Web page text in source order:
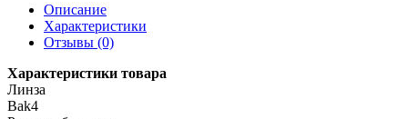
Описание
Характеристики
Отзывы (0)
Характеристики товара
Линза
Bak4